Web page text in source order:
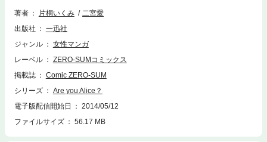
著者 片桐いくみ
二宮愛
出版社
一迅社
ジャンル
女性マンガ
レーベル
ZERO-SUMコミックス
掲載誌
Comic ZERO-SUM
シリーズ
Are you Alice？
電子版配信開始日
2014/05/12
ファイルサイズ
56.17 MB